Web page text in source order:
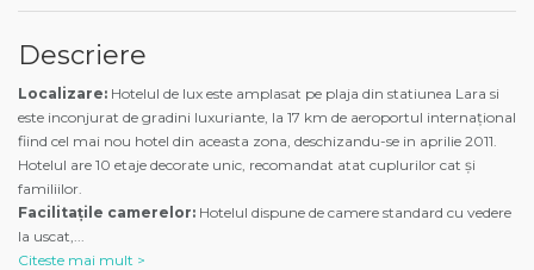
Descriere
Localizare: Hotelul de lux este amplasat pe plaja din statiunea Lara si
este inconjurat de gradini luxuriante, la 17 km de aeroportul internațional
fiind cel mai nou hotel din aceasta zona, deschizandu-se in aprilie 2011.
Hotelul are 10 etaje decorate unic, recomandat atat cuplurilor cat și
familiilor.
Facilitațile camerelor: Hotelul dispune de camere standard cu vedere
la uscat,
Citeste mai mult >